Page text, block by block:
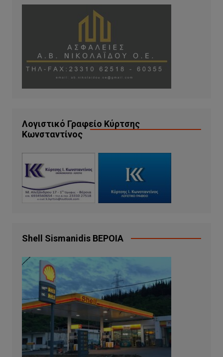
Λογιστικό Γραφείο Κύρτσης
Κωνσταντίνος
Shell Sismanidis ΒΕΡΟΙΑ